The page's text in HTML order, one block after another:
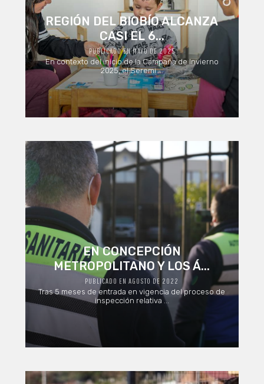
REGIÓN DEL BIOBÍO ALCANZA
CASI EL 6...
PUBLICADO EN MAYO DE 2025
En contexto del inicio de la Campaña de Invierno
2025, el Seremi ...
EN CONCEPCIÓN
METROPOLITANO Y LOS Á...
PUBLICADO EN AGOSTO DE 2022
Tras 5 meses de entrada en vigencia del proceso de
inspección relativa ...